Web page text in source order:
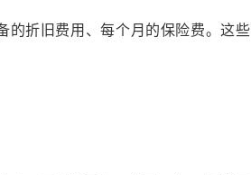
的折旧费用、每个月的保险费。这些